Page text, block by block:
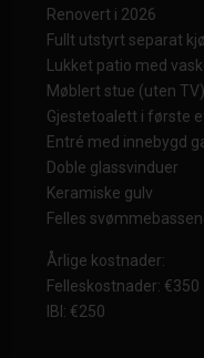
Renovert i 2026
Fullt utstyrt separat
Lukket patio med
Møblert stue (uten TV)
Gjestetoalett i første
Entré med innebygd
Doble glassvinduer
Keramiske gulv
Felles
Årlige kostnader:
Felleskostnader: €350
IBI: €250